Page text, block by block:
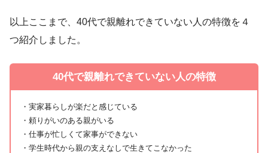
以上ここまで、40代で親離れできていない人の特徴を４
つ紹介しました。
40代で親離れできていない人の特徴
・実家暮らしが楽だと感じている
・頼りがいのある親がいる
・仕事が忙しくて家事ができない
・学生時代から親の支えなしで生きてこなかった